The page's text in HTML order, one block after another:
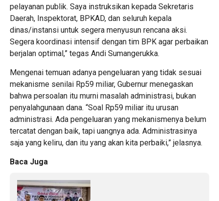
pelayanan publik. Saya instruksikan kepada Sekretaris
Daerah, Inspektorat, BPKAD, dan seluruh kepala
dinas/instansi untuk segera menyusun rencana aksi.
Segera koordinasi intensif dengan tim BPK agar perbaikan
berjalan optimal,” tegas Andi Sumangerukka.
Mengenai temuan adanya pengeluaran yang tidak sesuai
mekanisme senilai Rp59 miliar, Gubernur menegaskan
bahwa persoalan itu murni masalah administrasi, bukan
penyalahgunaan dana. “Soal Rp59 miliar itu urusan
administrasi. Ada pengeluaran yang mekanismenya belum
tercatat dengan baik, tapi uangnya ada. Administrasinya
saja yang keliru, dan itu yang akan kita perbaiki,” jelasnya.
Baca Juga